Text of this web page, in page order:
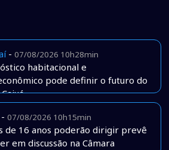
- 07/08/2026 10h28min
habitacional e
pode definir o futuro do
- 07/08/2026 10h15min
de 16 anos poderão dirigir prevê
em discussão na Câmara